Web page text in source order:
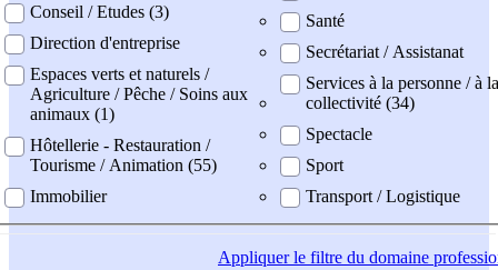
Conseil / Etudes (3)
Direction d'entreprise
Espaces verts et naturels /
Agriculture / Pêche / Soins aux
animaux (1)
Hôtellerie - Restauration /
Tourisme / Animation (55)
Immobilier
Santé
Secrétariat / Assistanat
Services à la personne / à la
collectivité (34)
Spectacle
Sport
Transport / Logistique
Appliquerle filtre du domaine